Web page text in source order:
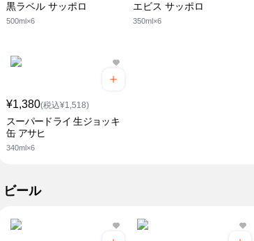
黒ラベル サッポロ
500ml×6
エビス サッポロ
350ml×6
¥1,380(税込¥1,518)
スーパードライ 生ジョッキ
缶 アサヒ
340ml×6
ビール